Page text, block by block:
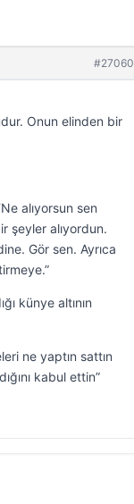
#27060
Onun elinden bir
alıyorsun sen
şeyler alıyordun.
Gör sen. Ayrıca
künye altının
ne yaptın sattın
kabul ettin”